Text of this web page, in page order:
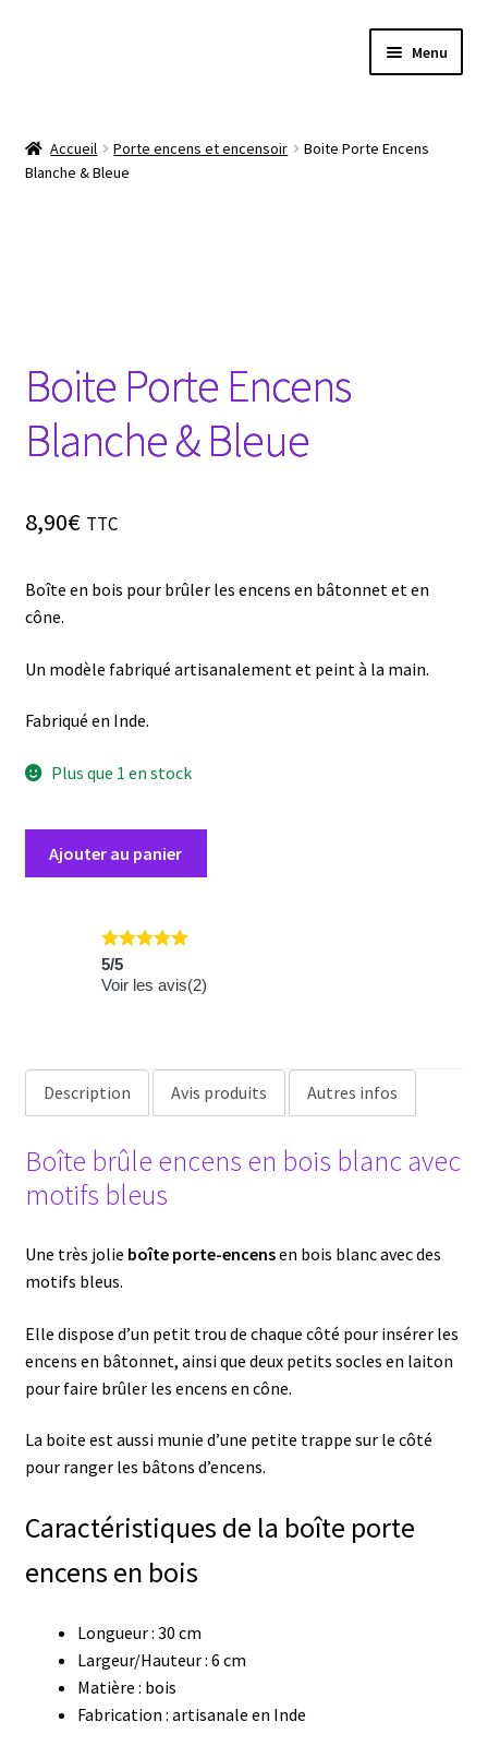
Menu
Conseils produits bien être
Le Yoga
Accueil Porte encens et encensoir
Boite Porte Encens
Blanche & Bleue
Boite Porte Encens
Blanche & Bleue
8,90€ TTC
Boîte en bois pour brûler les encens en bâtonnet et en
cône.
Un modèle fabriqué artisanalement et peint à la main.
Fabriqué en Inde.
Plus que 1 en stock
Ajouter au panier
5/5
Voir les avis(2)
Description Avis produits Autres infos
Boîte brûle encens en bois blanc avec
motifs bleus
Une très jolie boîte porte-encensen bois blanc avec des
motifs bleus.
Elle dispose d’un petit trou de chaque côté pour insérer les
encens en bâtonnet, ainsi que deux petits socles en laiton
pour faire brûler les encens en cône.
La boite est aussi munie d’une petite trappe sur le côté
pour ranger les bâtons d’encens.
Caractéristiques de la boîte porte
encens en bois
Longueur : 30 cm
Largeur/Hauteur : 6 cm
Matière : bois
Fabrication : artisanale en Inde